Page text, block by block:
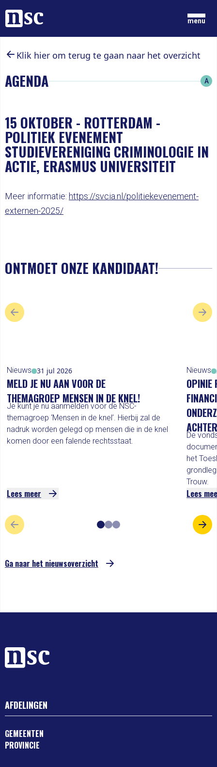
Home
menu
GRONDGEDACHTEN
ONZE MENSEN
DOE MEE
LID WORDEN
Klik hier om terug te gaan naar het overzicht
AGENDA A
15 OKTOBER - ROTTERDAM -
POLITIEK EVENEMENT
STUDIEVERENIGING CRIMINOLOGIE IN
ACTIE, ERASMUS UNIVERSITEIT
Meer informatie: https://svcia.nl/politiekevenement-
externen-2025/
ONTMOET ONZE KANDIDAAT!
VORIGE SLIDE
Nieuws 31 jul 2026
MELD JE NU AAN VOOR DE
THEMAGROEP MENSEN IN DE KNEL!
Je kunt je nu aanmelden voor de NSC-
themagroep ‘Mensen in de knel’. Hierbij zal de
nadruk worden gelegd op mensen die in de knel
komen door een falende rechtsstaat.
Lees meer
Nieuws
OPINIE
De
het
Trouw.
Lees
VORIGE SLIDE
Ga naar het nieuwsoverzicht
AFDELINGEN
GEMEENTEN
PROVINCIE